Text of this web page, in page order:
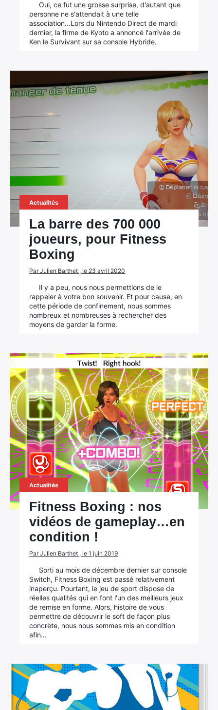
Oui, ce fut une grosse surprise, d'autant que
personne ne s'attendait à une telle
association...Lors du Nintendo Direct de mardi
dernier, la firme de Kyoto a annoncé l'arrivée de
Ken le Survivant sur sa console Hybride.
Actualités
La barre des 700 000
joueurs, pour Fitness
Boxing
Par Julien Barthet , le 23 avril 2020
Il y a peu, nous nous permettions de le
rappeler à votre bon souvenir. Et pour cause, en
cette période de confinement, nous sommes
nombreux et nombreuses à rechercher des
moyens de garder la forme.
Actualités
Fitness Boxing : nos
vidéos de gameplay…en
condition !
Par Julien Barthet , le 1 juin 2019
Sorti au mois de décembre dernier sur console
Switch, Fitness Boxing est passé relativement
inaperçu. Pourtant, le jeu de sport dispose de
réelles qualités qui en font l'un des meilleurs jeux
de remise en forme. Alors, histoire de vous
permettre de découvrir le soft de façon plus
concrète, nous nous sommes mis en condition
afin…